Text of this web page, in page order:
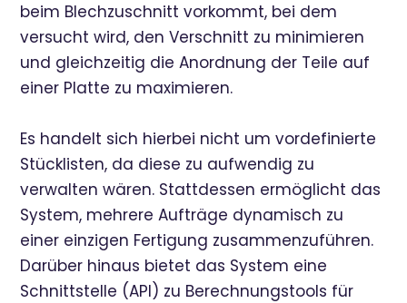
beim Blechzuschnitt vorkommt, bei dem
versucht wird, den Verschnitt zu minimieren
und gleichzeitig die Anordnung der Teile auf
einer Platte zu maximieren.
Es handelt sich hierbei nicht um vordefinierte
Stücklisten, da diese zu aufwendig zu
verwalten wären. Stattdessen ermöglicht das
System, mehrere Aufträge dynamisch zu
einer einzigen Fertigung zusammenzuführen.
Darüber hinaus bietet das System eine
Schnittstelle (API) zu Berechnungstools für